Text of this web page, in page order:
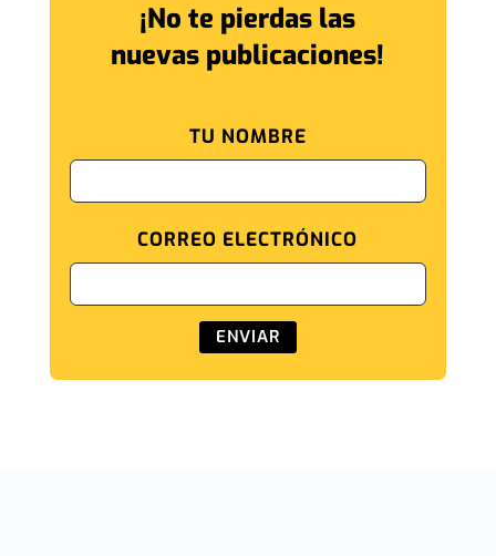
¡No te pierdas las
nuevas publicaciones!
TU NOMBRE
CORREO ELECTRÓNICO
ENVIAR